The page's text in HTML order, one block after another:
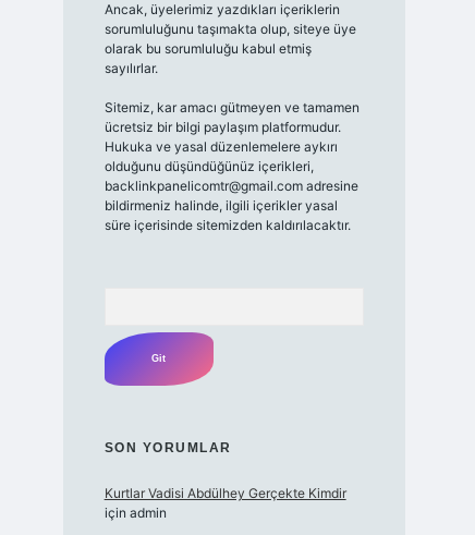
Ancak, üyelerimiz yazdıkları içeriklerin
sorumluluğunu taşımakta olup, siteye üye
olarak bu sorumluluğu kabul etmiş
sayılırlar.
Sitemiz, kar amacı gütmeyen ve tamamen
ücretsiz bir bilgi paylaşım platformudur.
Hukuka ve yasal düzenlemelere aykırı
olduğunu düşündüğünüz içerikleri,
backlinkpanelicomtr@gmail.comadresine
bildirmeniz halinde, ilgili içerikler yasal
süre içerisinde sitemizden kaldırılacaktır.
SON YORUMLAR
Kurtlar Vadisi Abdülhey Gerçekte Kimdir
için admin